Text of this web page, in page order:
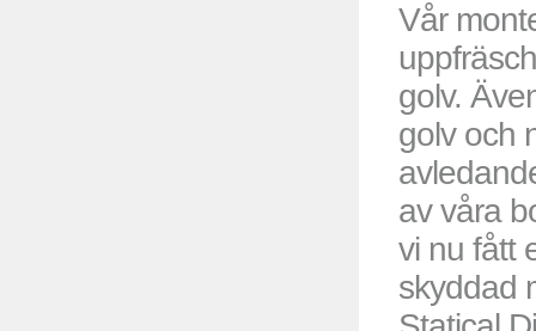
Vår
golv.
golv och
av våra
vi nu fått
skyddad